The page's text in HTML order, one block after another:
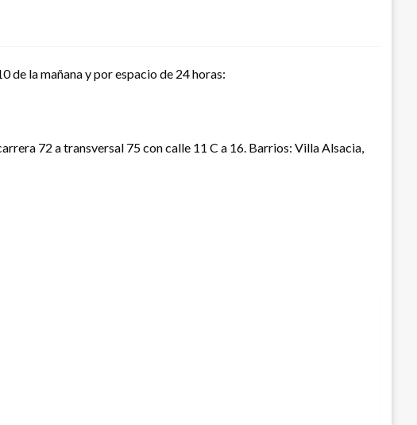
de la mañana y por espacio de 24 horas:
72 a transversal 75 con calle 11 C a 16. Barrios: Villa Alsacia,